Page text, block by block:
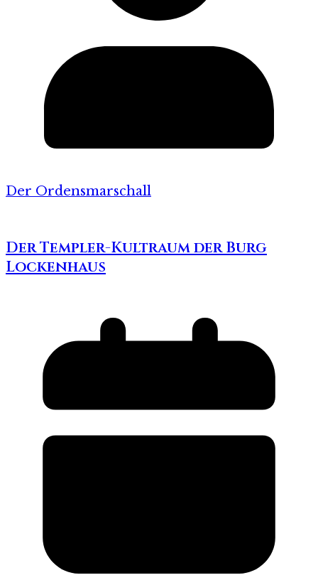
Der Ordensmarschall
Der Templer-Kultraum der Burg
Lockenhaus